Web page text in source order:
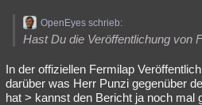
OpenEyes schrieb:
Hast Du die Veröffentlichung von
In der offiziellen Fermilap
darüber was Herr Punzi gegenüber
hat > kannst den Bericht ja noch mal